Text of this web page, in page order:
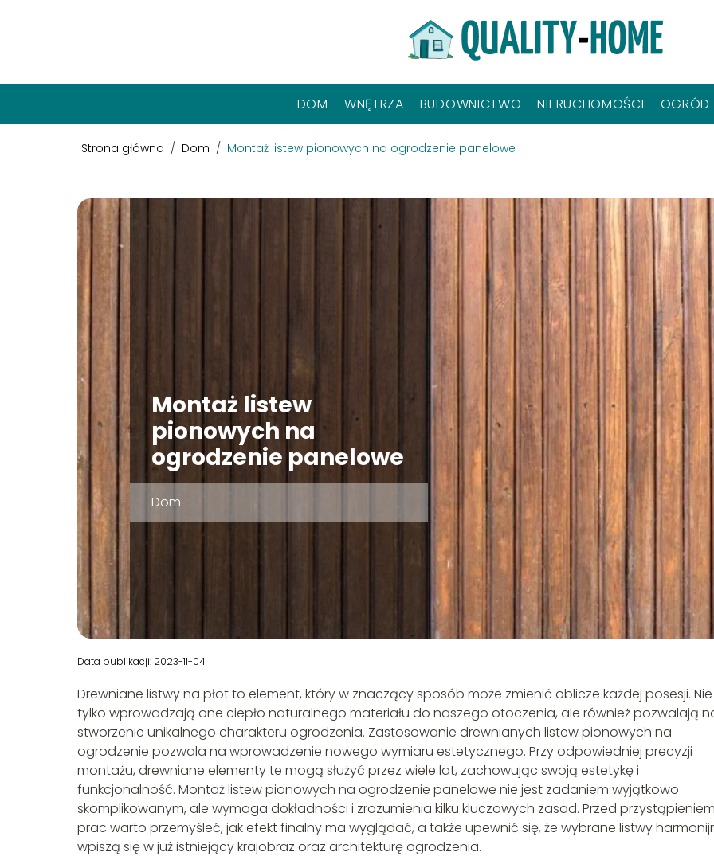
DOM WNĘTRZA BUDOWNICTWO NIERUCHOMOŚCI OGRÓD
Strona główna / Dom / Montaż listew pionowych na ogrodzenie panelowe
Montaż listew
pionowych na
ogrodzenie panelowe
Dom
Data publikacji: 2023-11-04
Drewniane listwy na płot to element, który w znaczący sposób może zmienić oblicze każdej posesji. Nie
tylko wprowadzają one ciepło naturalnego materiału do naszego otoczenia, ale również pozwalają
stworzenie unikalnego charakteru ogrodzenia. Zastosowanie drewnianych listew pionowych na
ogrodzenie pozwala na wprowadzenie nowego wymiaru estetycznego. Przy odpowiedniej precyzji
montażu, drewniane elementy te mogą służyć przez wiele lat, zachowując swoją estetykę i
funkcjonalność. Montaż listew pionowych na ogrodzenie panelowe nie jest zadaniem wyjątkowo
skomplikowanym, ale wymaga dokładności i zrozumienia kilku kluczowych zasad. Przed
prac warto przemyśleć, jak efekt finalny ma wyglądać, a także upewnić się, że wybrane listwy
wpiszą się w już istniejący krajobraz oraz architekturę ogrodzenia.